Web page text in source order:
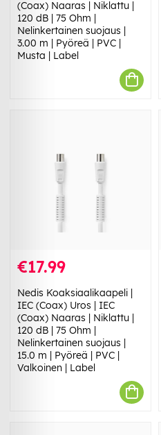
(Coax) Naaras | Niklattu |
120 dB | 75 Ohm |
Nelinkertainen suojaus |
3.00 m | Pyöreä | PVC |
Musta | Label
€17.99
Nedis Koaksiaalikaapeli |
IEC (Coax) Uros | IEC
(Coax) Naaras | Niklattu |
120 dB | 75 Ohm |
Nelinkertainen suojaus |
15.0 m | Pyöreä | PVC |
Valkoinen | Label